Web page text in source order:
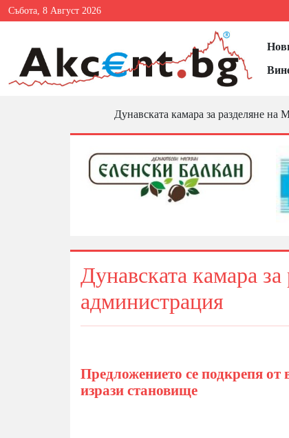
Събота, 8 Август 2026
Дунавската камара за разделяне на
Дунавската камара
администрация
Предложението се подкрепя от
изрази становище